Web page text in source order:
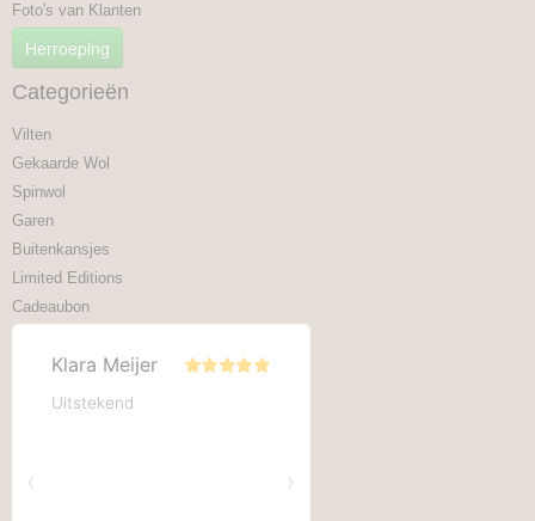
Foto's van Klanten
Herroeping
Categorieën
Vilten
Gekaarde Wol
Spinwol
Garen
Buitenkansjes
Limited Editions
Cadeaubon